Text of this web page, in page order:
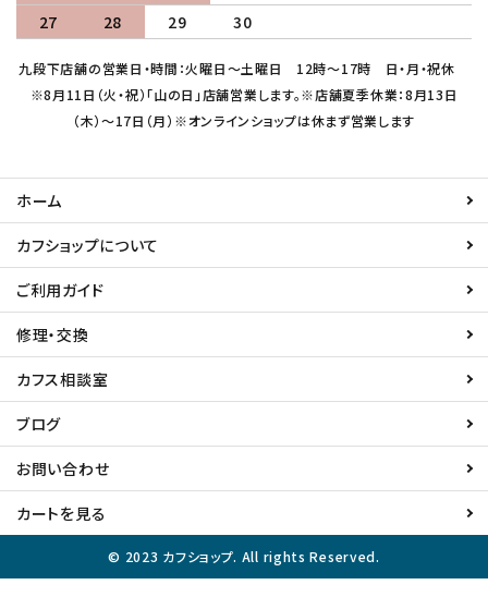
27
28 29 30
九段下店舗の営業日・時間：火曜日～土曜日 12時～17時 日・月・祝休
※8月11日（火・祝）「山の日」店舗営業します。※店舗夏季休業：8月13日
（木）～17日（月）※オンラインショップは休まず営業します
ホーム
カフショップについて
ご利用ガイド
修理・交換
カフス相談室
ブログ
お問い合わせ
カートを見る
© 2023 カフショップ. All rights Reserved.